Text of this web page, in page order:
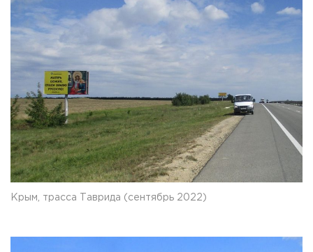
Крым, трасса Таврида (сентябрь 2022)